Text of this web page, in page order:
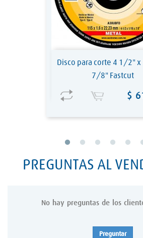
Disco para corte 4 1/2"
7/8" Fastcut
$
Precio
PREGUNTAS AL
No hay preguntas de los
Preguntar